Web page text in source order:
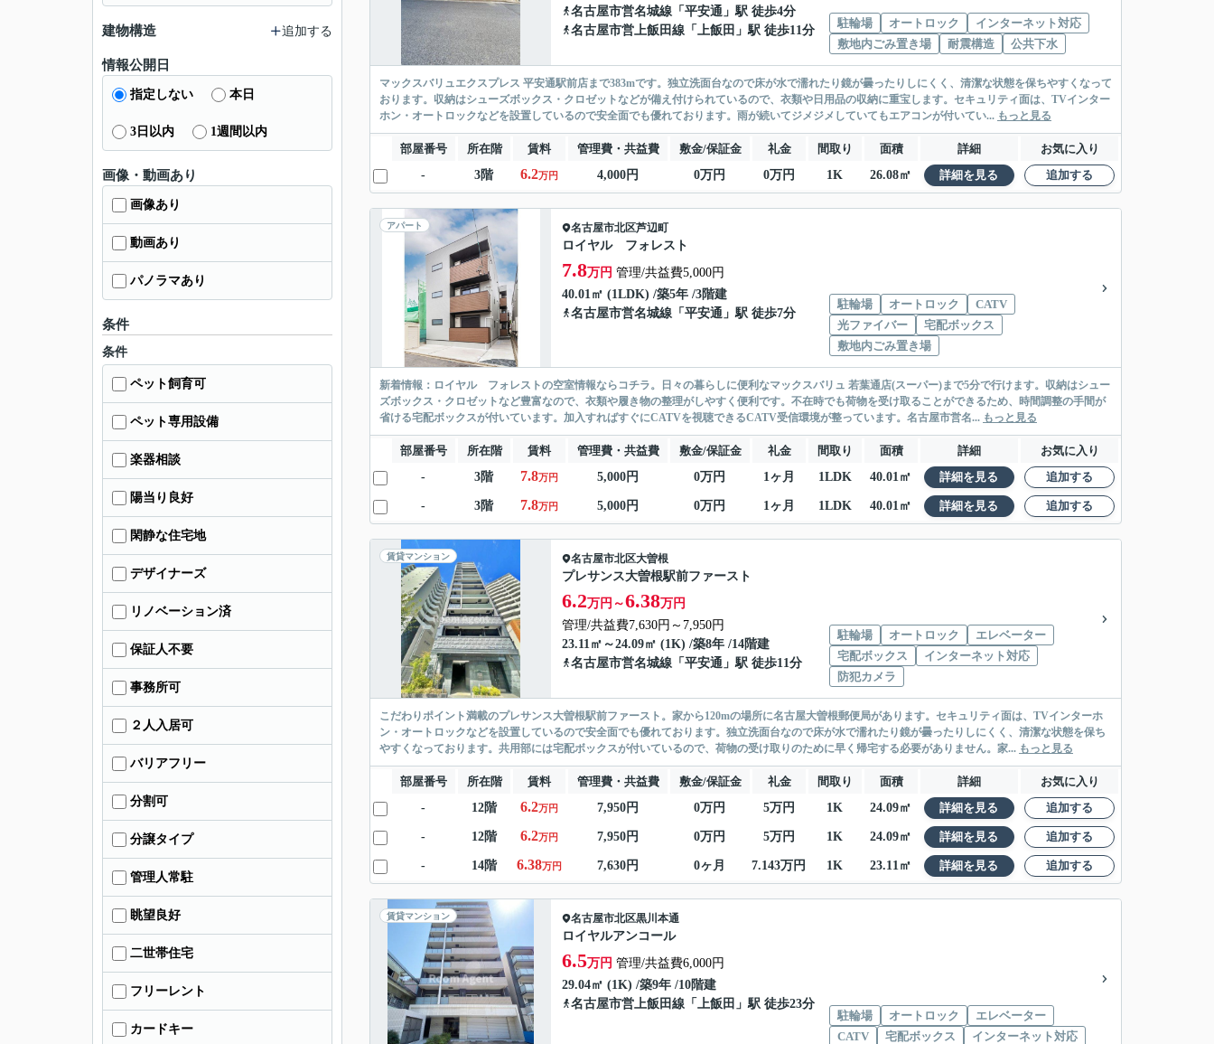
名古屋市営名城線 「 平安通 」駅 徒歩4分
名古屋市営上飯田線 「 上飯田 」駅 徒歩11分
駐輪場 オートロック
インターネット対応
敷地内ごみ置き場
耐震構造 公共下水
マックスバリュエクスプレス 平安通駅前店まで383mです。独立洗面台なので床が水で濡れたり鏡が曇ったりしにくく、清潔な状態を保ちやすくなって
おります。収納はシューズボックス・クロゼットなどが備え付けられているので、衣類や日用品の収納に重宝します。セキュリティ面は、TVインター
ホン・オートロックなどを設置しているので安全面でも優れております。雨が続いてジメジメしていてもエアコンが付いてい... もっと見る
部屋番号 所在階 賃料 管理費・共益費 敷金/保証金 礼金 間取り 面積 詳細
お気に入り
-
3階 6.2万円 4,000円 0万円 0万円 1K 26.08㎡ 詳細を見る 追加する
アパート 名古屋市北区芦辺町
ロイヤル フォレスト
7.8万円 管理/共益費5,000円
40.01㎡ (1LDK) /築5年 /3階建
名古屋市営名城線 「 平安通 」駅 徒歩7分
駐輪場 オートロック
CATV
光ファイバー
宅配ボックス
敷地内ごみ置き場
新着情報：ロイヤル フォレストの空室情報ならコチラ。日々の暮らしに便利なマックスバリュ 若葉通店(スーパー)まで5分で行けます。収納はシュー
ズボックス・クロゼットなど豊富なので、衣類や履き物の整理がしやすく便利です。不在時でも荷物を受け取ることができるため、時間調整の手間が
省ける宅配ボックスが付いています。加入すればすぐにCATVを視聴できるCATV受信環境が整っています。名古屋市営名... もっと見る
部屋番号 所在階 賃料 管理費・共益費 敷金/保証金 礼金 間取り 面積 詳細
お気に入り
-
3階 7.8万円 5,000円 0万円 1ヶ月 1LDK 40.01㎡ 詳細を見る 追加する
- 3階 7.8万円 5,000円 0万円 1ヶ月 1LDK 40.01㎡ 詳細を見る 追加する
賃貸マンション 名古屋市北区大曽根
プレサンス大曽根駅前ファースト
6.2万円～6.38万円
管理/共益費7,630円～7,950円
23.11㎡～24.09㎡ (1K) /築8年 /14階建
名古屋市営名城線 「 平安通 」駅 徒歩11分
駐輪場 オートロック
エレベーター
宅配ボックス
インターネット対応
防犯カメラ
こだわりポイント満載のプレサンス大曽根駅前ファースト。家から120mの場所に名古屋大曽根郵便局があります。セキュリティ面は、TVインターホ
ン・オートロックなどを設置しているので安全面でも優れております。独立洗面台なので床が水で濡れたり鏡が曇ったりしにくく、清潔な状態を保ち
やすくなっております。共用部には宅配ボックスが付いているので、荷物の受け取りのために早く帰宅する必要がありません。家... もっと見る
部屋番号 所在階 賃料 管理費・共益費 敷金/保証金 礼金 間取り 面積 詳細
お気に入り
-
12階 6.2万円 7,950円 0万円 5万円 1K 24.09㎡ 詳細を見る 追加する
- 12階 6.2万円 7,950円 0万円 5万円 1K 24.09㎡ 詳細を見る 追加する
- 14階 6.38万円 7,630円 0ヶ月 7.143万円 1K 23.11㎡ 詳細を見る 追加する
賃貸マンション 名古屋市北区黒川本通
ロイヤルアンコール
6.5万円 管理/共益費6,000円
29.04㎡ (1K) /築9年 /10階建
名古屋市営上飯田線 「 上飯田 」駅 徒歩23分
駐輪場
オートロック
エレベーター
CATV
宅配ボックス インターネット対応
建物構造 追加する
情報公開日
指定しない 本日
3日以内 1週間以内
画像・動画あり
画像あり
動画あり
パノラマあり
条件
条件
ペット飼育可
ペット専用設備
楽器相談
陽当り良好
閑静な住宅地
デザイナーズ
リノベーション済
保証人不要
事務所可
２人入居可
バリアフリー
分割可
分譲タイプ
管理人常駐
眺望良好
二世帯住宅
フリーレント
カードキー